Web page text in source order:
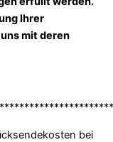
Ihrer
mit deren
bei